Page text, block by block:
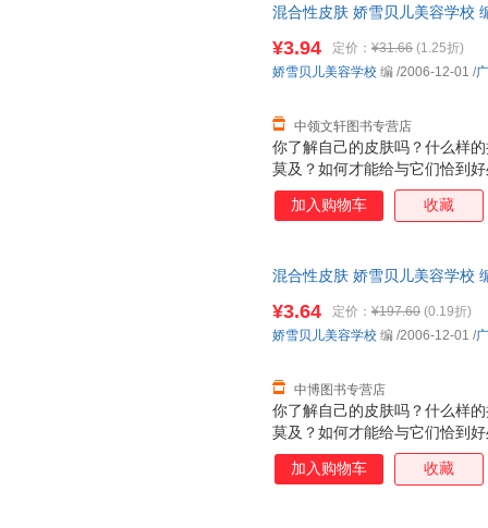
混合性皮肤 娇雪贝儿美容学校
你了解自己的皮肤吗？什么样
莫及？如何才能给与它们恰到
而衰老，出现的问题也随着污
的美丽呢？在了解你的皮肤状
¥3.94 定价： ¥31.66 (1.25折)
中领文轩图书专营店
娇雪贝儿美容学校 编 /2006-12-01 /
加入购物车 收藏
混合性皮肤 娇雪贝儿美容学校
你了解自己的皮肤吗？什么样
莫及？如何才能给与它们恰到
而衰老，出现的问题也随着污
的美丽呢？在了解你的皮肤状
¥3.64 定价： ¥197.60 (0.19折)
中博图书专营店
娇雪贝儿美容学校 编 /2006-12-01 /
加入购物车 收藏